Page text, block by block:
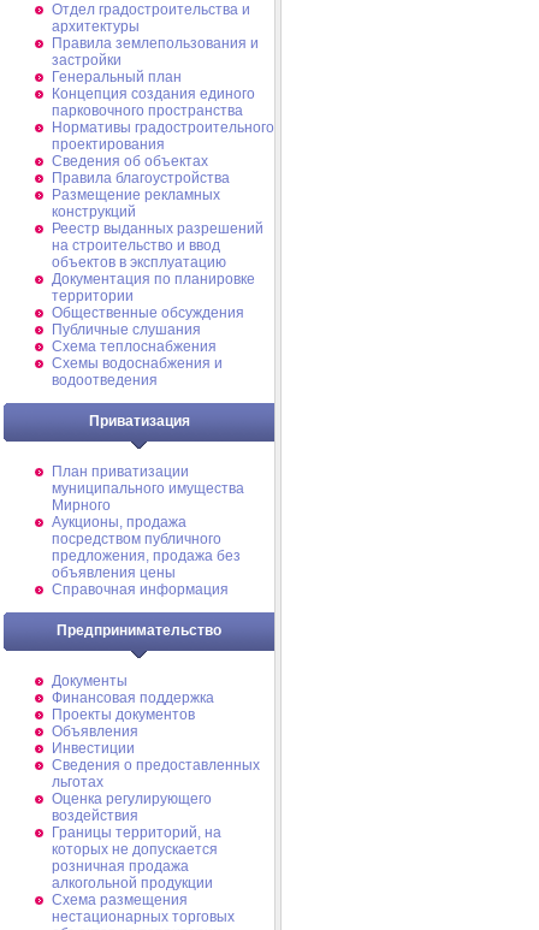
Отдел градостроительства и
архитектуры
Правила землепользования и
застройки
Генеральный план
Концепция создания единого
парковочного пространства
Нормативы градостроительного
проектирования
Сведения об объектах
Правила благоустройства
Размещение рекламных
конструкций
Реестр выданных разрешений
на строительство и ввод
объектов в эксплуатацию
Документация по планировке
территории
Общественные обсуждения
Публичные слушания
Схема теплоснабжения
Схемы водоснабжения и
водоотведения
Приватизация
План приватизации
муниципального имущества
Мирного
Аукционы, продажа
посредством публичного
предложения, продажа без
объявления цены
Справочная информация
Предпринимательство
Документы
Финансовая поддержка
Проекты документов
Объявления
Инвестиции
Сведения о предоставленных
льготах
Оценка регулирующего
воздействия
Границы территорий, на
которых не допускается
розничная продажа
алкогольной продукции
Схема размещения
нестационарных торговых